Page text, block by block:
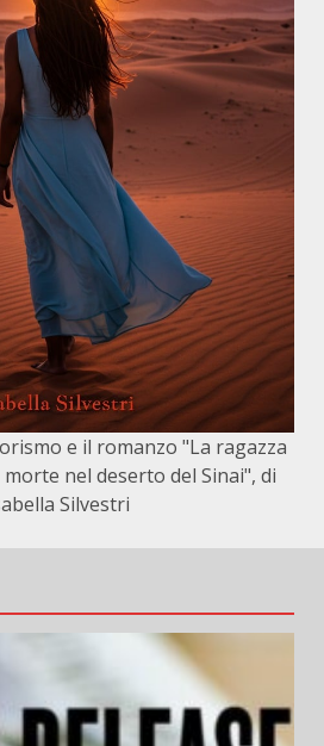
e il romanzo "La ragazza
nel deserto del Sinai", di
Silvestri